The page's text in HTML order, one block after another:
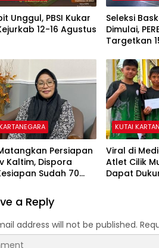
Unggul, PBSI Kukar
12-16 Agustus
Seleksi
Dimulai,
Targetkan
Persiapan
Kaltim, Dispora
Sudah 70
KUTAI
Viral di
Atlet Cilik
Dapat
a Reply
address will not be published.